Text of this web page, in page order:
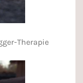
Therapie